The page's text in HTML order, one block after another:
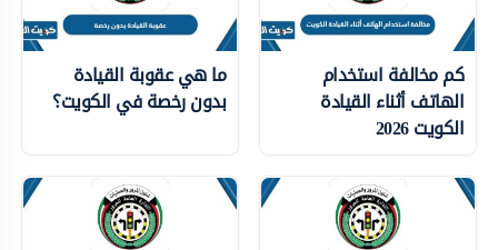
كم مخالفة استخدام
الهاتف أثناء القيادة
الكويت 2026
ما هي عقوبة القيادة
بدون رخصة في الكويت؟